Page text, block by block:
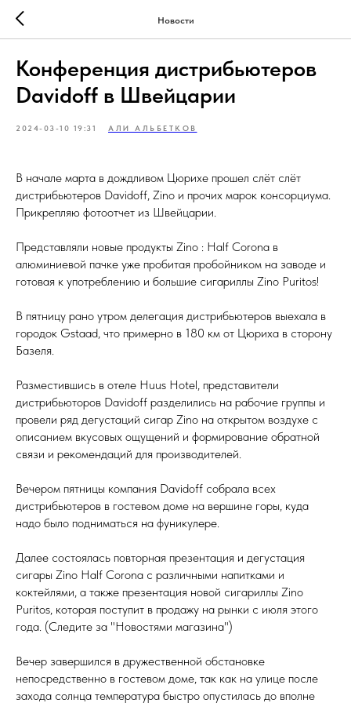
Новости
Конференция дистрибьютеров
Davidoff в Швейцарии
2024-03-10 19:31 АЛИ АЛЬБЕТКОВ
В начале марта в дождливом Цюрихе прошел слёт слёт
дистрибьютеров Davidoff, Zino и прочих марок консорциума.
Прикрепляю фотоотчет из Швейцарии.
Представляли новые продукты Zino : Half Corona в
алюминиевой пачке уже пробитая пробойником на заводе и
готовая к употреблению и большие сигариллы Zino Puritos!
В пятницу рано утром делегация дистрибьютеров выехала в
городок Gstaad, что примерно в 180 км от Цюриха в сторону
Базеля.
Разместившись в отеле Huus Hotel, представители
дистрибьюторов Davidoff разделились на рабочие группы и
провели ряд дегустаций сигар Zino на открытом воздухе с
описанием вкусовых ощущений и формирование обратной
связи и рекомендаций для производителей.
Вечером пятницы компания Davidoff собрала всех
дистрибьютеров в гостевом доме на вершине горы, куда
надо было подниматься на фуникулере.
Далее состоялась повторная презентация и дегустация
сигары Zino Half Corona с различными напитками и
коктейлями, а также презентация новой сигариллы Zino
Puritos, которая поступит в продажу на рынки с июля этого
года. (Следите за "Новостями магазина")
Вечер завершился в дружественной обстановке
непосредственно в гостевом доме, так как на улице после
захода солнца температура быстро опустилась до вполне